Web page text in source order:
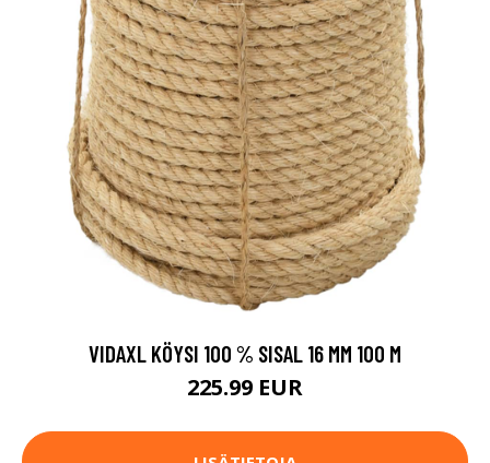
VIDAXL KÖYSI 100 % SISAL 16 MM 100 M
225.99 EUR